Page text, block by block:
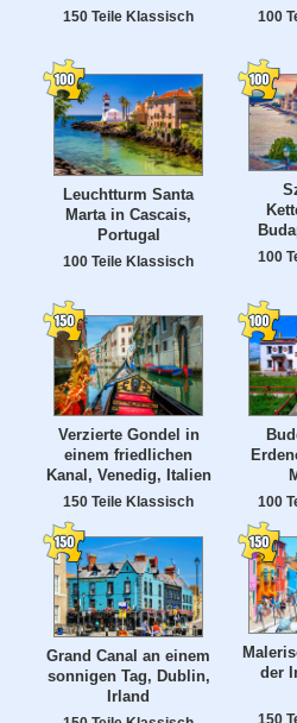
150 Teile Klassisch 100
Leuchtturm Santa
Marta in Cascais,
Portugal
100 Teile Klassisch 100
Verzierte Gondel in
einem friedlichen
Kanal, Venedig, Italien
150 Teile Klassisch 100
Grand Canal an einem
sonnigen Tag, Dublin,
Irland
der
150